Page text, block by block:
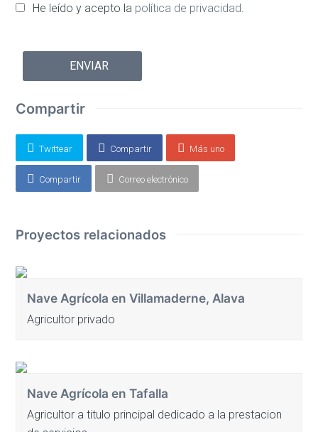
He leído y acepto la política de privacidad
favor,
campo
Compartir
Twittear Compartir Más uno
Compartir Correo electrónico
Proyectos relacionados
Nave Agrícola en Villamaderne, Alava
Agricultor privado
Nave Agrícola en Tafalla
Agricultor a titulo principal dedicado a la prestacion